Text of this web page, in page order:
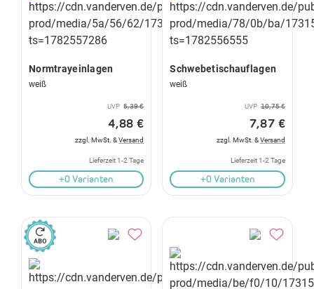
Normtrayeinlagen
weiß
UVP 5,39 €
4,88 €
zzgl. MwSt. &Versand
Lieferzeit 1-2 Tage
+0 Varianten
Schwebetischauflagen
weiß
UVP 10,75 €
7,87 €
zzgl. MwSt. &Versand
Lieferzeit 1-2 Tage
+0 Varianten